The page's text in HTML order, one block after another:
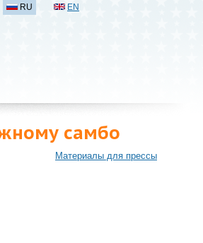
RU EN
самбо
Материалы для прессы